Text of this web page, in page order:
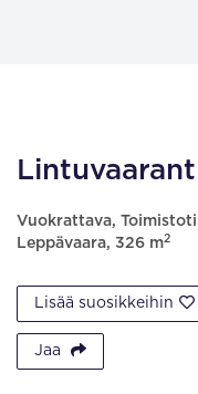
Vuokrattava,
Leppävaara, 326 m2
Lisää suosikkeihin
Jaa